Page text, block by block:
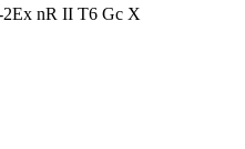
nR II T6 Gc X